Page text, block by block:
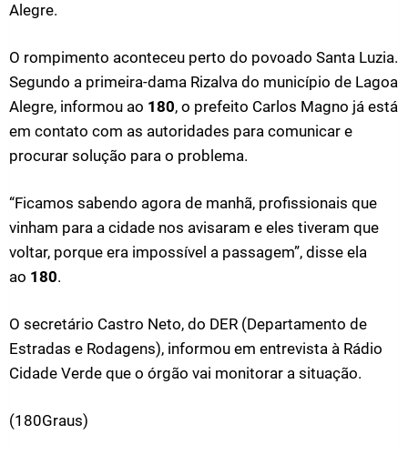
Alegre.
O rompimento aconteceu perto do povoado Santa Luzia.
Segundo a primeira-dama Rizalva do município de Lagoa
Alegre, informou ao 180, o prefeito Carlos Magno já está
em contato com as autoridades para comunicar e
procurar solução para o problema.
“Ficamos sabendo agora de manhã, profissionais que
vinham para a cidade nos avisaram e eles tiveram que
voltar, porque era impossível a passagem”, disse ela
ao 180.
O secretário Castro Neto, do DER (Departamento de
Estradas e Rodagens), informou em entrevista à Rádio
Cidade Verde que o órgão vai monitorar a situação.
(180Graus)